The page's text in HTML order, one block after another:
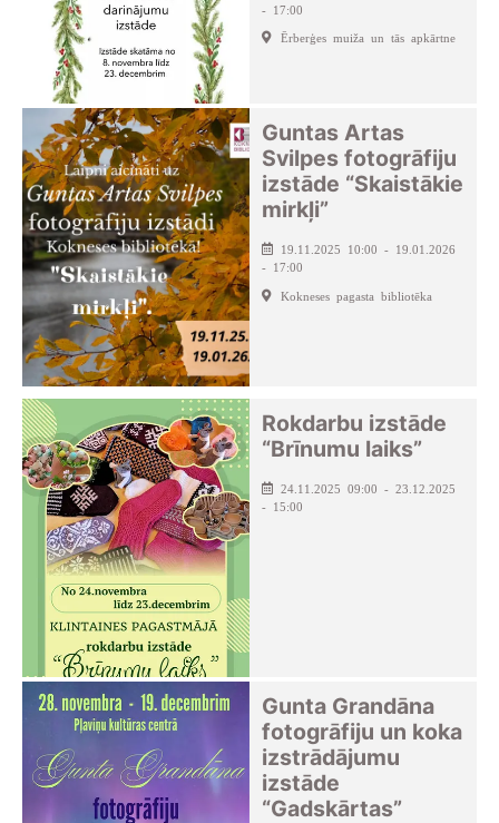
- 17:00
Ērberģes muiža un tās apkārtne
Guntas Artas
Svilpes fotogrāfiju
izstāde “Skaistākie
mirkļi”
19.11.2025 10:00 - 19.01.2026
- 17:00
Kokneses pagasta bibliotēka
Rokdarbu izstāde
“Brīnumu laiks”
24.11.2025 09:00 - 23.12.2025
- 15:00
Gunta Grandāna
fotogrāfiju un koka
izstrādājumu
izstāde
“Gadskārtas”